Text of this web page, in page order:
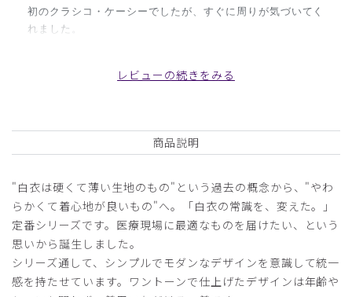
初のクラシコ・ケーシーでしたが、すぐに周りが気づいてく
れました。
よっちゃんぱぱ様
購入確認済み
年齢: 60代 身長: 166-170cm 体重: 66-70kg
サイズ感小さめ
ストレッチ感
よく伸びる
伸びない
レビューの続きをみる
商品説明
"白衣は硬くて薄い生地のもの"という過去の概念から、"やわ
らかくて着心地が良いもの"へ。「白衣の常識を、変えた。」
定番シリーズです。医療現場に最適なものを届けたい、という
思いから誕生しました。
シリーズ通して、シンプルでモダンなデザインを意識して統一
感を持たせています。ワントーンで仕上げたデザインは年齢や